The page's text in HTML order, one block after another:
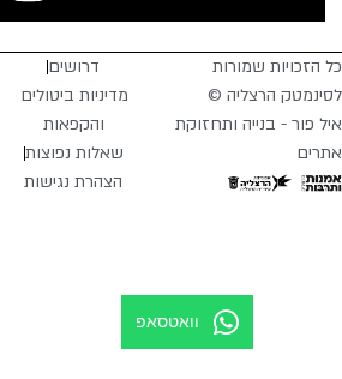
כל הזכויות שמורות
לסינמטק הרצליה ©
איל פור - בנייה ותחזוקת
אתרים
דרושים
מדיניות ביטולים
והקפאות
שאלות נפוצות
הצהרת נגישות
וואטסאפ